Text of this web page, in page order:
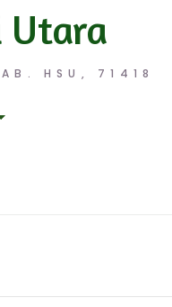
HSU, 71418
Utara